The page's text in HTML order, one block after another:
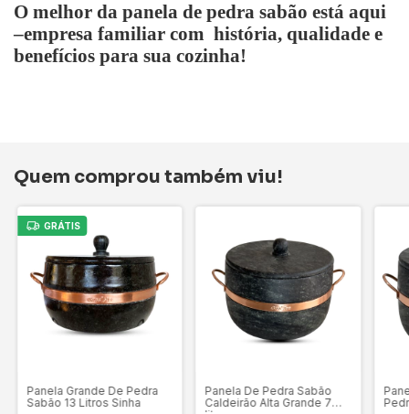
O melhor da panela de pedra sabão está aqui
–empresa familiar com história, qualidade e
benefícios para sua cozinha!
Quem comprou também viu!
GRÁTIS
Panela Grande De Pedra
Sabão 13 Litros Sinha
Panela De Pedra Sabão
Caldeirão Alta Grande 7